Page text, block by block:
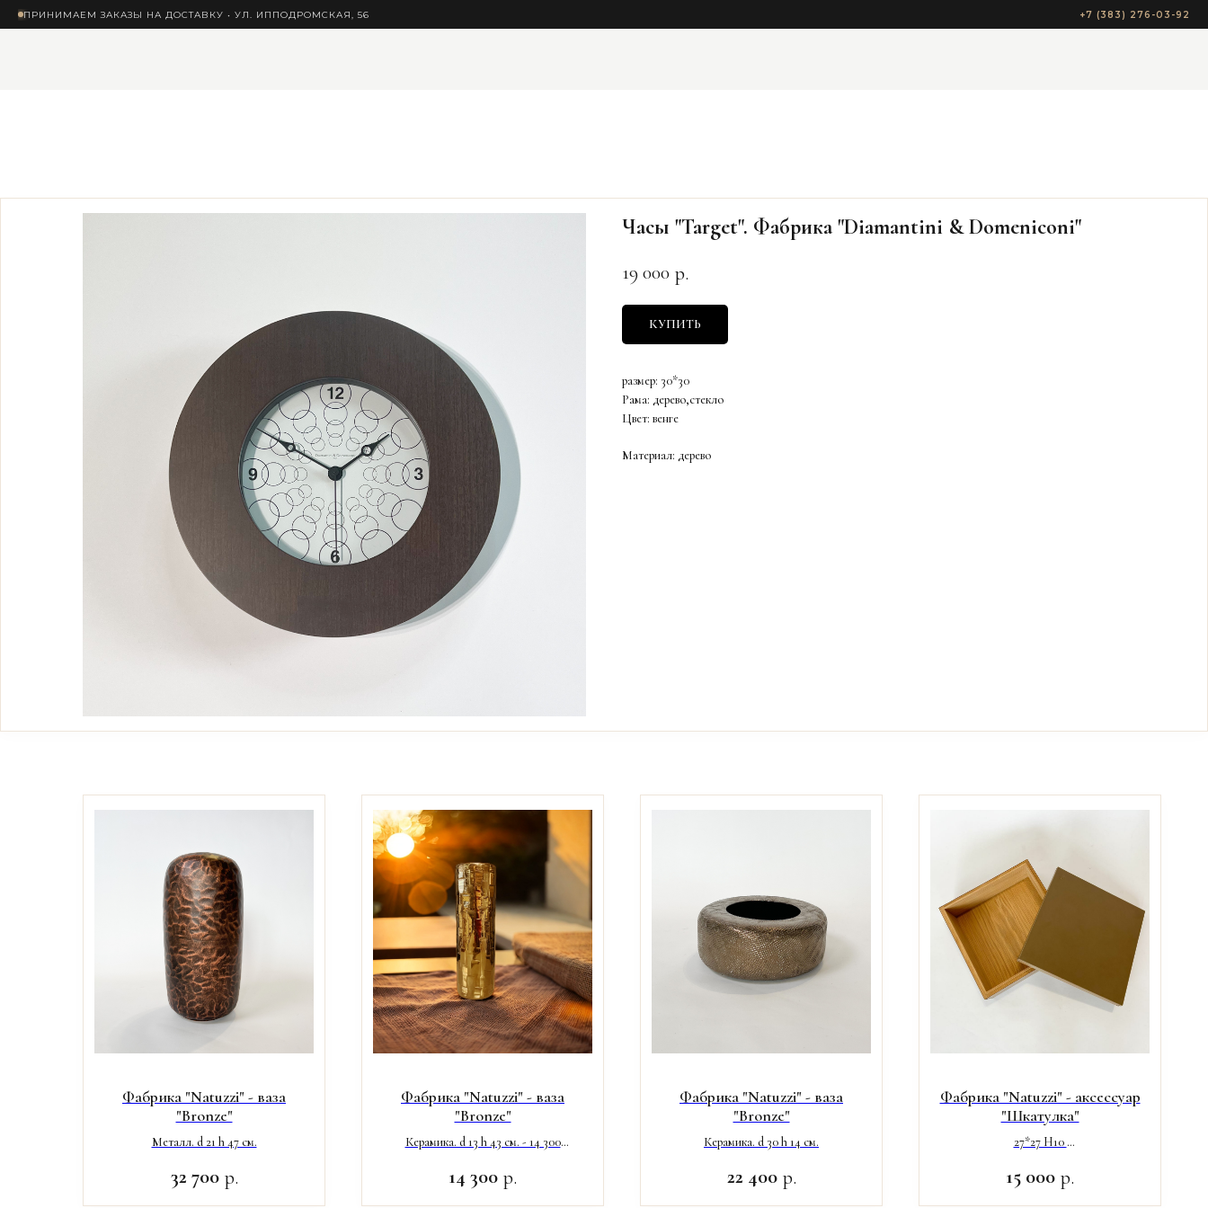
ПРИНИМАЕМ ЗАКАЗЫ НА ДОСТАВКУ • УЛ. ИППОДРОМСКАЯ, 56 +7 (383) 276-03-92
Часы "Target". Фабрика "Diamantini & Domeniconi"
19 000 р.
КУПИТЬ
размер: 30*30
Рама: дерево,стекло
Цвет: венге
Материал: дерево
Фабрика "Natuzzi" - ваза
"Bronze"
Металл. d 21 h 47 см.
32 700 р.
Фабрика "Natuzzi" - ваза
"Bronze"
Керамика. d 13 h 43 см. - 14 300
14 300 р.
Фабрика "Natuzzi" - ваза
"Bronze"
Керамика. d 30 h 14 см.
22 400 р.
Фабрика "Natuzzi" - аксессуар
"Шкатулка"
27*27 H10
15 000 р.